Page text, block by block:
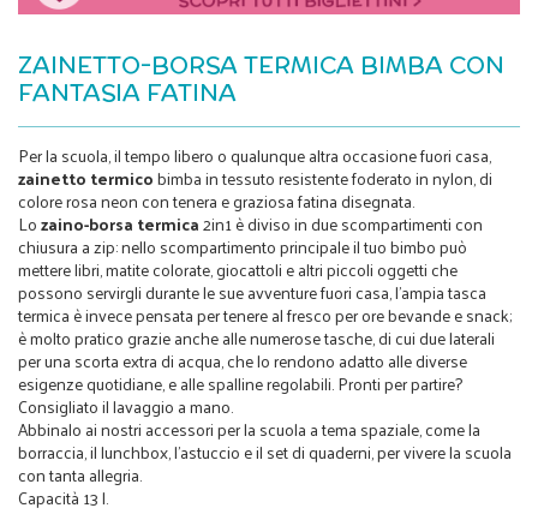
ZAINETTO-BORSA TERMICA BIMBA CON
FANTASIA FATINA
Per la scuola, il tempo libero o qualunque altra occasione fuori casa,
zainetto termicobimba in tessuto resistente foderato in nylon, di
colore rosa neon con tenera e graziosa fatina disegnata.
Lozaino-borsa termica2in1 è diviso in due scompartimenti con
chiusura a zip: nello scompartimento principale il tuo bimbo può
mettere libri, matite colorate, giocattoli e altri piccoli oggetti che
possono servirgli durante le sue avventure fuori casa, l'ampia tasca
termica è invece pensata per tenere al fresco per ore bevande e snack;
è molto pratico grazie anche alle numerose tasche, di cui due laterali
per una scorta extra di acqua, che lo rendono adatto alle diverse
esigenze quotidiane, e alle spalline regolabili. Pronti per partire?
Consigliato il lavaggio a mano.
Abbinalo ai nostri accessori per la scuola a tema spaziale, come la
borraccia, il lunchbox, l'astuccio e il set di quaderni, per vivere la scuola
con tanta allegria.
Capacità 13 l.